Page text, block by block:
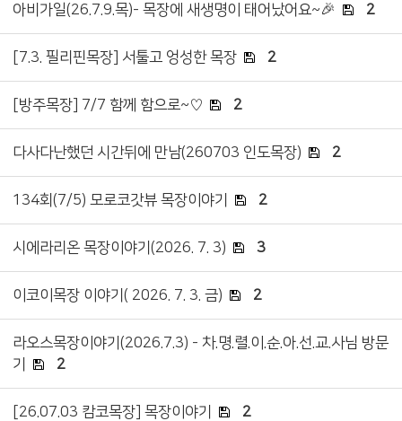
아비가일(26.7.9.목)- 목장에 새생명이 태어났어요~🎉 2
[7.3. 필리핀목장] 서툴고 엉성한 목장 2
[방주목장] 7/7 함께 함으로~♡ 2
다사다난했던 시간뒤에 만남(260703 인도목장) 2
134회(7/5) 모로코갓뷰 목장이야기 2
시에라리온 목장이야기(2026. 7. 3) 3
이코이목장 이야기( 2026. 7. 3. 금) 2
라오스목장이야기(2026.7.3) - 차.명.렬.이.순.아.선.교.사님 방문
기
2
[26.07.03 캄코목장] 목장이야기 2